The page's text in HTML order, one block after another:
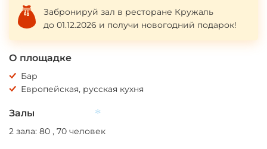
Забронируй зал в ресторане Кружаль
до 01.12.2026 и получи новогодний подарок!
О площадке
Бар
Европейская, русская кухня
Залы
2 зала: 80 , 70 человек
*